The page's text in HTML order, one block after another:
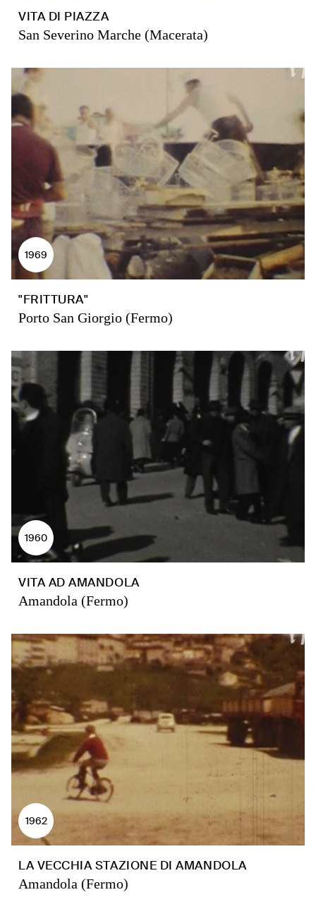
VITA DI PIAZZA
San Severino Marche (Macerata)
1969
"FRITTURA"
Porto San Giorgio (Fermo)
1960
VITA AD AMANDOLA
Amandola (Fermo)
1962
LA VECCHIA STAZIONE DI AMANDOLA
Amandola (Fermo)